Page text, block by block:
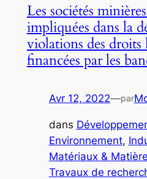
Les sociétés
impliquées dans la
violations des droits
financées par les
Avr 12, 2022—par
dans
Environnement,
Matériaux &
Travaux de